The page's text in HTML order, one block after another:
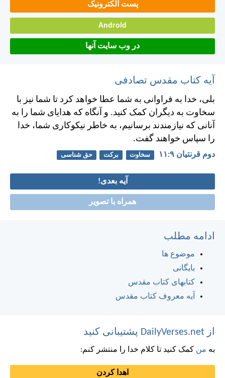
پست الکترونیک
Android
در وب سایت آنها
آیه کتاب مقدس تصادفی
بلی، خدا به فراوانی به شما عطا خواهد كرد تا شما نيز با
سخاوت به ديگران كمک كنيد. و آنگاه كه هدايای شما را به
آنانی كه نيازمندند برسانيم، به خاطر نيكوكاری شما، خدا
را سپاس خواهند گفت.
دوم قرنتیان ۹:‏۱۱ سخاوت برکت حق شناسی
آیه بعدی!
همراه با تصویر
ادامه مطلب
موضوع ها
بایگانی
کتابهای کتاب مقدس
آیه معروف کتاب مقدس
از DailyVerses.net پشتیبانی کنید
به من کمک کنید تا کلام خدا را منتشر کنم:
اهدا کردن